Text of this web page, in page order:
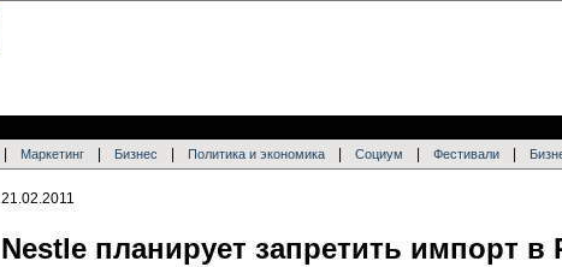
Маркетинг Бизнес Политика и экономика Социум Фестивали
21.02.2011
Nestle планирует запретить импорт